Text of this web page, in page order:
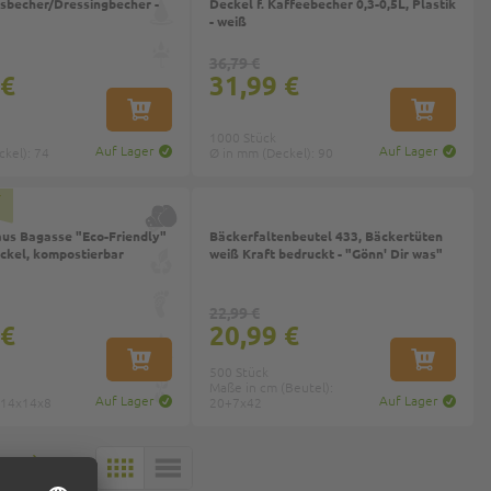
Auf Lager
IN DEN WARENKORB
- weiß
Auf Lager
IN DEN
31,99 €
36,79 €
Bagasse "Eco-Friendly"
kompostierbar
Auf Lager
IN DEN WARENKORB
Bäckerfaltenbeutel 433, Bäckertüten
weiß Kraft bedruckt - "Gönn' Dir was"
Auf Lager
IN DEN
20,99 €
22,99 €
KACHELN